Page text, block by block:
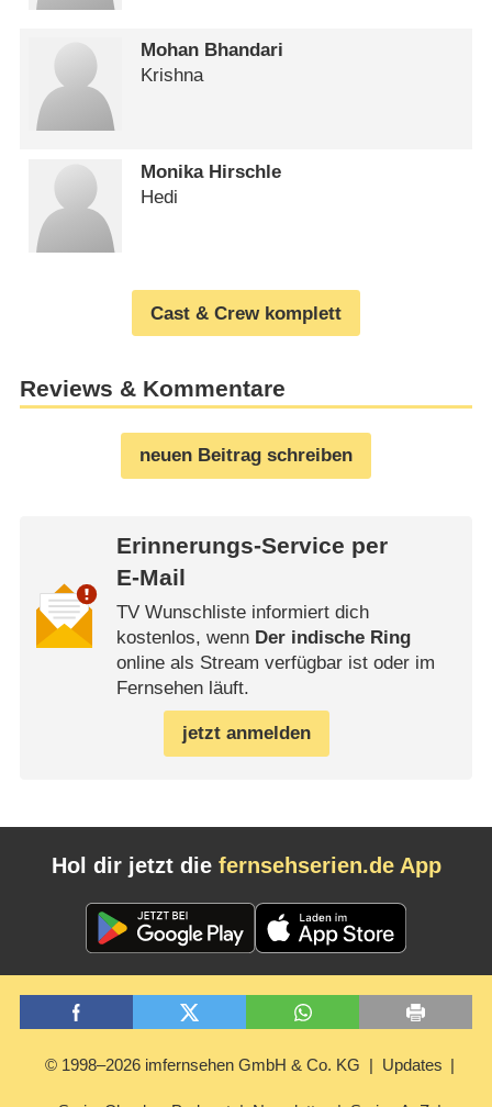
Mohan Bhandari
Krishna
Monika Hirschle
Hedi
Cast & Crew komplett
Reviews & Kommentare
neuen Beitrag schreiben
Erinnerungs-Service per
E-Mail
TV Wunschliste informiert dich
kostenlos, wenn Der indische Ring
online als Stream verfügbar ist oder im
Fernsehen läuft.
jetzt anmelden
Hol dir jetzt die fernsehserien.de App
© 1998–2026 imfernsehen GmbH & Co. KG Updates